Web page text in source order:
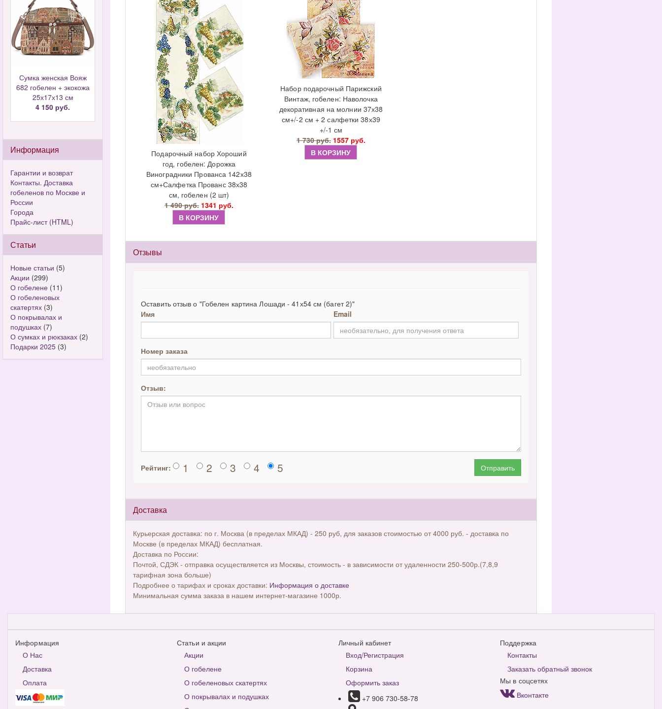
Сумка женская Вояж
682 гобелен + экокожа
25х17х13 см
4 150 руб.
Информация
Гарантии и возврат
Контакты. Доставка
гобеленов по Москве и
России
Города
Прайс-лист (HTML)
Статьи
Новые статьи (5)
Акции (299)
О гобелене (11)
О гобеленовых
скатертях (3)
О покрывалах и
подушках (7)
О сумках и рюкзаках (2)
Подарки 2025 (3)
Подарочный набор Хороший
год, гобелен: Дорожка
Виноградники Прованса 142х38
см+Салфетка Прованс 38х38
см, гобелен (2 шт)
1 490 руб. 1341 руб.
В КОРЗИНУ
Набор подарочный Парижский
Винтаж, гобелен: Наволочка
декоративная на молнии 37х38
см+/-2 см + 2 салфетки 38х39
+/-1 см
1 730 руб. 1557 руб.
В КОРЗИНУ
Отзывы
Оставить отзыв о "Гобелен картина Лошади - 41х54 см (багет 2)"
Имя
Email
Номер заказа
Отзыв:
Рейтинг: 1 2 3 4 5 Отправить
Доставка
Курьерская доставка: по г. Москва (в пределах МКАД) - 250 руб, для заказов стоимостью от 4000 руб. - доставка по
Москве (в пределах МКАД) бесплатная.
Доставка по России:
Почтой, СДЭК - отправка осуществляется из Москвы, стоимость - в зависимости от удаленности 250-500р.(7,8,9
тарифная зона больше)
Подробнее о тарифах и сроках доставки: Информация о доставке
Минимальная сумма заказа в нашем интернет-магазине 1000р.
Информация
О Нас
Доставка
Оплата
Статьи и акции
Акции
О гобелене
О гобеленовых скатертях
О покрывалах и подушках
Личный кабинет
Вход/Регистрация
Корзина
Оформить заказ
+7 906 730-58-78
Поддержка
Контакты
Заказать обратный звонок
Мы в соцсетях
Вконтакте